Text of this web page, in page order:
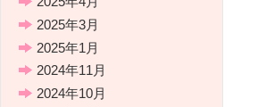
2025年3月
2025年1月
2024年11月
2024年10月